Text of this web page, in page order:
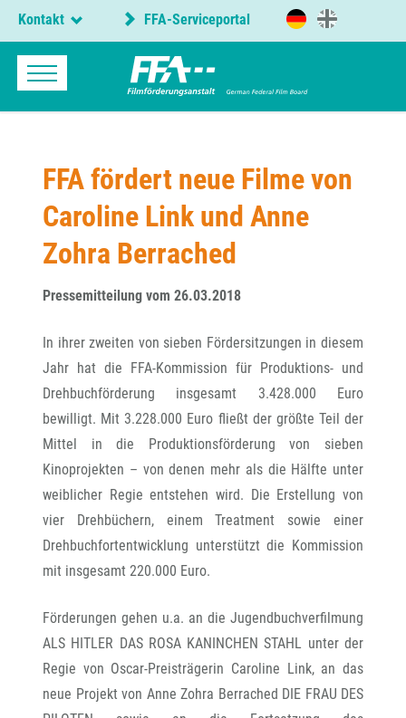
Kontakt FFA-Serviceportal
FFA fördert neue Filme von
Caroline Link und Anne
Zohra Berrached
Pressemitteilung vom 26.03.2018
In ihrer zweiten von sieben Fördersitzungen in diesem
Jahr hat die FFA-Kommission für Produktions- und
Drehbuchförderung insgesamt 3.428.000 Euro
bewilligt. Mit 3.228.000 Euro fließt der größte Teil der
Mittel in die Produktionsförderung von sieben
Kinoprojekten – von denen mehr als die Hälfte unter
weiblicher Regie entstehen wird. Die Erstellung von
vier Drehbüchern, einem Treatment sowie einer
Drehbuchfortentwicklung unterstützt die Kommission
mit insgesamt 220.000 Euro.
Förderungen gehen u.a. an die Jugendbuchverfilmung
ALS HITLER DAS ROSA KANINCHEN STAHL unter der
Regie von Oscar-Preisträgerin Caroline Link, an das
neue Projekt von Anne Zohra Berrached DIE FRAU DES